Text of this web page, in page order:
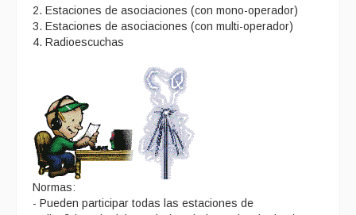
2. Estaciones de asociaciones (con mono-operador)
3. Estaciones de asociaciones (con multi-operador)
4. Radioescuchas
Normas:
- Pueden participar todas las estaciones de